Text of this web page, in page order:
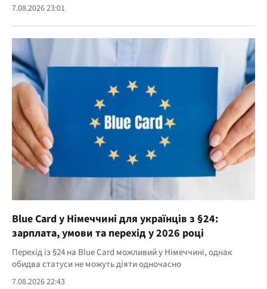
7.08.2026 23:01
Blue Card у Німеччині для українців з §24:
зарплата, умови та перехід у 2026 році
Перехід із §24 на Blue Card можливий у Німеччині, однак
обидва статуси не можуть діяти одночасно
7.08.2026 22:43